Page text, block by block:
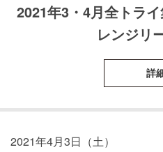
2021年3・4月全トラ
レンジリ
詳
2021年4月3日（土）